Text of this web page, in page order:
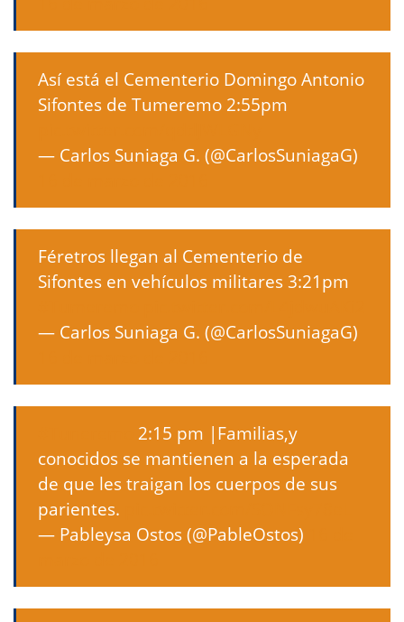
Así está el Cementerio Domingo Antonio
Sifontes de Tumeremo 2:55pm
— Carlos Suniaga G. (@CarlosSuniagaG)
Féretros llegan al Cementerio de
Sifontes en vehículos militares 3:21pm
— Carlos Suniaga G. (@CarlosSuniagaG)
2:15 pm |Familias,y
conocidos se mantienen a la esperada
de que les traigan los cuerpos de sus
parientes.
— Pableysa Ostos (@PableOstos)